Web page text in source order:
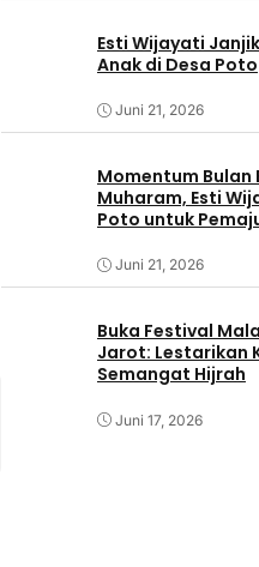
Esti Wijayati
Anak di Desa Poto
Juni 21, 2026
Momentum Bulan
Muharam, Esti
Poto untuk
Juni 21, 2026
Buka Festival
Jarot: Lestarikan
Semangat Hijrah
Juni 17, 2026